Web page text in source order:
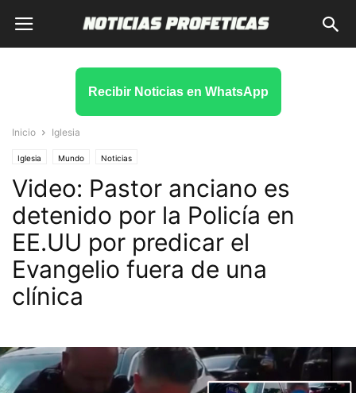
Recibir Noticias en WhatsApp
Inicio Iglesia
Iglesia Mundo Noticias
Video: Pastor anciano es
detenido por la Policía en
EE.UU por predicar el
Evangelio fuera de una
clínica